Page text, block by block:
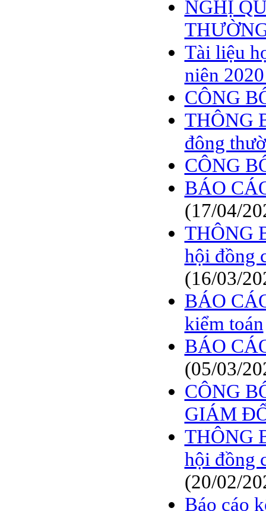
NGHỊ
Tài liệu
niên
CÔNG
THÔNG
đông
CÔNG
BÁO
(17/04/
THÔNG
hội đồng
(16/03/
BÁO
kiểm toán
BÁO
(05/03/
CÔNG
GIÁM
THÔNG
hội đồng
(20/02/
Báo cáo